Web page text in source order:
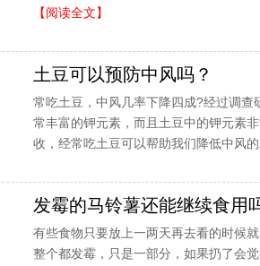
【阅读全文】
土豆可以预防中风吗？
常吃土豆，中风几率下降四成?经过调查
常丰富的钾元素，而且土豆中的钾元素
收，经常吃土豆可以帮助我们降低中风
发霉的马铃薯还能继续食用
有些食物只要放上一两天再去看的时候
整个都发霉，只是一部分，如果扔了会